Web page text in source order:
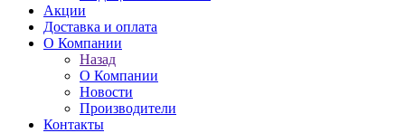
Акции
Доставка и оплата
О Компании
Назад
О Компании
Новости
Производители
Контакты